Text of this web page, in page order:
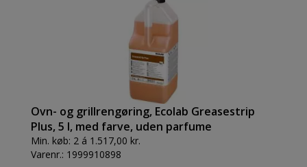
Ovn- og grillrengøring, Ecolab Greasestrip
Plus, 5 l, med farve, uden parfume
Min. køb: 2 á 1.517,00 kr.
Varenr.: 1999910898